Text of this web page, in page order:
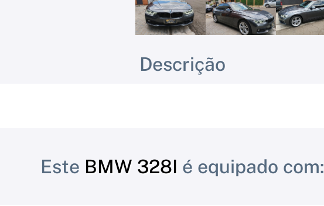
Descrição
Este BMW 328I é equipado com: